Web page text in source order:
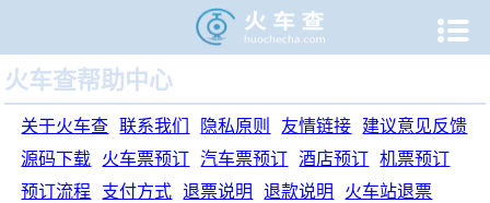

火车查帮助中心
关于火车查 联系我们 隐私原则 友情链接
建议意见反馈
源码下载
火车票预订 汽车票预订 酒店预订
机票预订
预订流程
支付方式 退票说明 退款说明
火车站退票